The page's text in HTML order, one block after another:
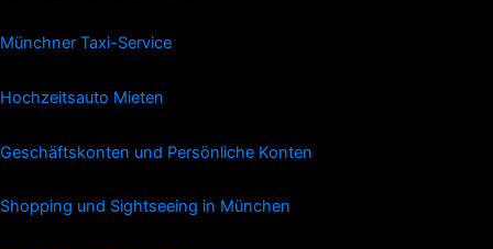
Münchner Taxi-Service
Hochzeitsauto Mieten
Geschäftskonten und Persönliche Konten
Shopping und Sightseeing in München